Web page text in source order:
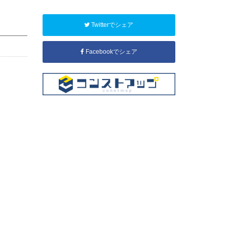
Twitterでシェア
Facebookでシェア